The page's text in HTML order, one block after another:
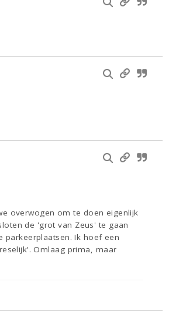
overwogen om te doen eigenlijk
de 'grot van Zeus' te gaan
parkeerplaatsen. Ik hoef een
Omlaag prima, maar